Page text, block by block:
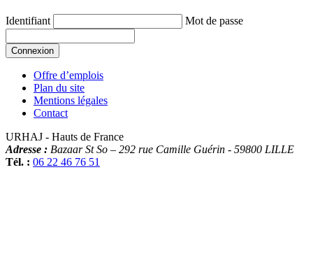
Identifiant Mot de passe
Offre d’emplois
Plan du site
Mentions légales
Contact
URHAJ - Hauts de France
Adresse : Bazaar St So – 292 rue Camille Guérin - 59800 LILLE
Tél. : 06 22 46 76 51